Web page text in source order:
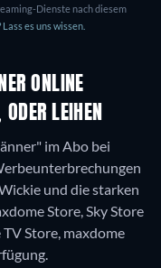
Dienste nach diesem
es uns wissen.
ONLINE
LEIHEN
im Abo bei
und die starken
Store, Sky Store
Store, maxdome